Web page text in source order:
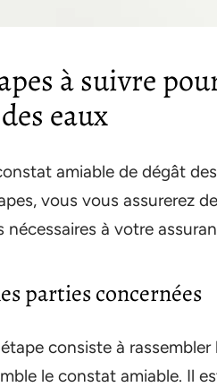
à suivre
eaux
amiable de dégât
vous vous assurerez
nécessaires à votre
parties concernées
consiste à
le constat amiable. Il